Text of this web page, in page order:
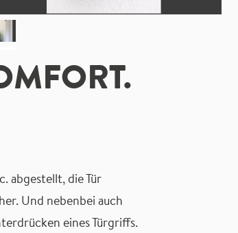
abgestellt, die Tür
Und nebenbei auch
eines Türgriffs.